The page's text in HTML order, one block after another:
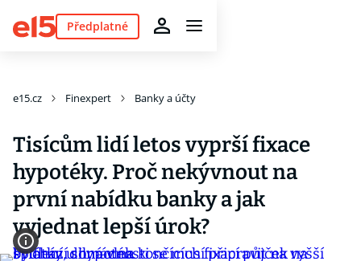
Předplatné
e15.cz Finexpert Banky a účty
Tisícům lidí letos vyprší fixace
hypotéky. Proč nekývnout na
první nabídku banky a jak
vyjednat lepší úrok?